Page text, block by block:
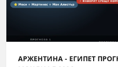
АРЖЕНТИНА - ЕГИПЕТ